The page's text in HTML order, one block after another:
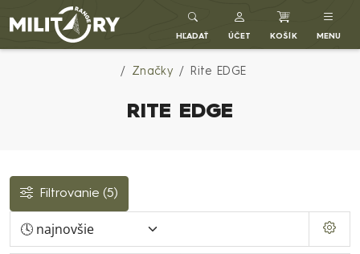
Army shop MILITARY RANGE SK
HĽADAŤ ÚČET KOŠÍK MENU
Značky Rite EDGE
RITE EDGE
Filtrovanie (5)